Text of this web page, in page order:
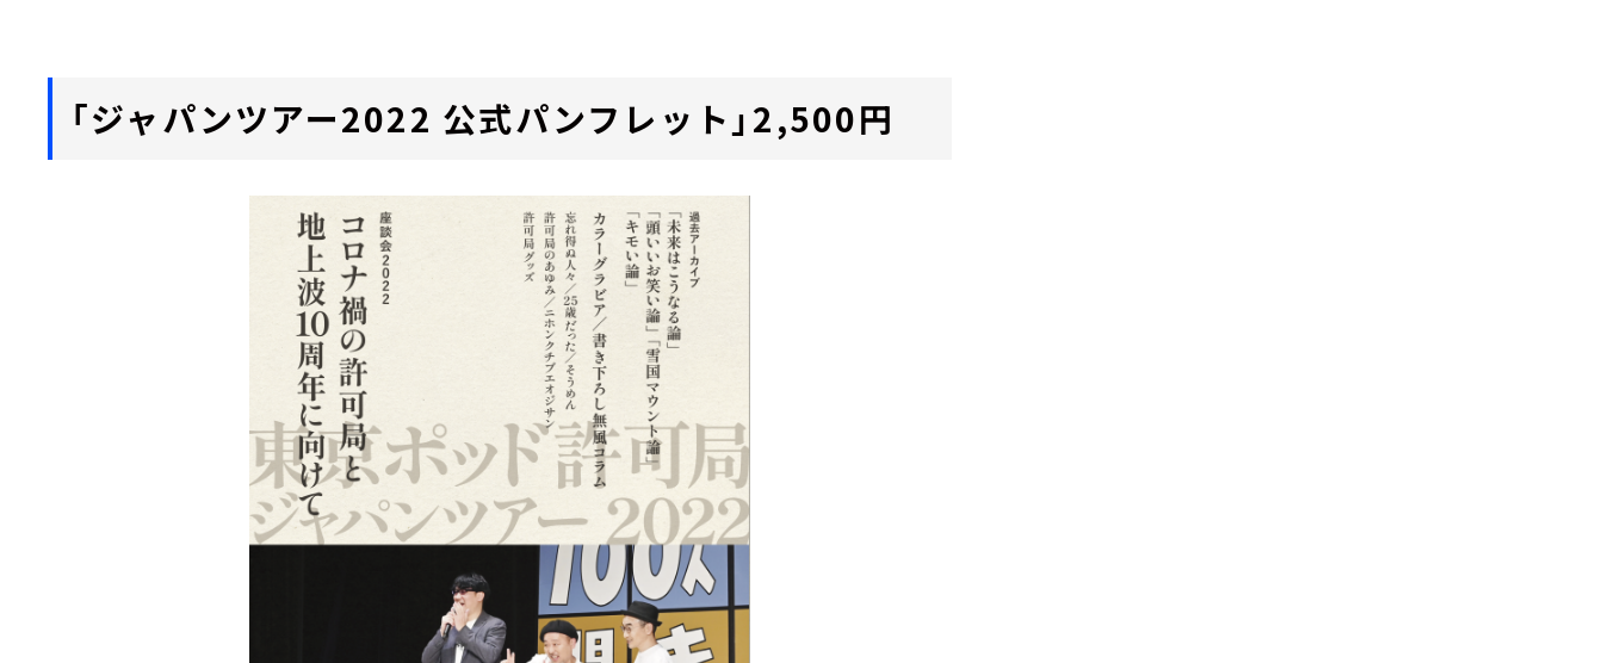
「ジャパンツアー2022 公式パンフレット」 2,500円